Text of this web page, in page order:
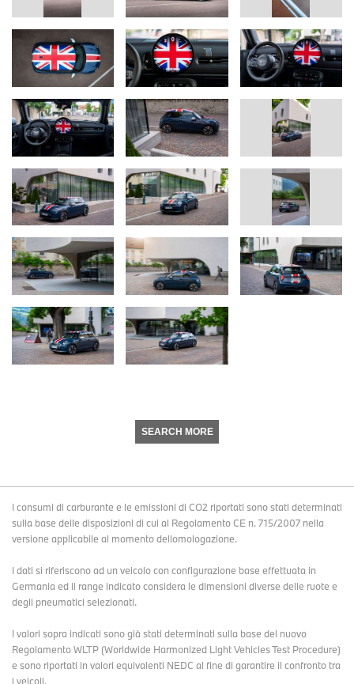
SEARCH MORE
I consumi di carburante e le emissioni di CO2 riportati sono stati determinati
sulla base delle disposizioni di cui al Regolamento CE n. 715/2007 nella
versione applicabile al momento dellomologazione.
I dati si riferiscono ad un veicolo con configurazione base effettuata in
Germania ed il range indicato considera le dimensioni diverse delle ruote e
degli pneumatici selezionati.
I valori sopra indicati sono già stati determinati sulla base del nuovo
Regolamento WLTP (Worldwide Harmonized Light Vehicles Test Procedure)
e sono riportati in valori equivalenti NEDC al fine di garantire il confronto tra
i veicoli.